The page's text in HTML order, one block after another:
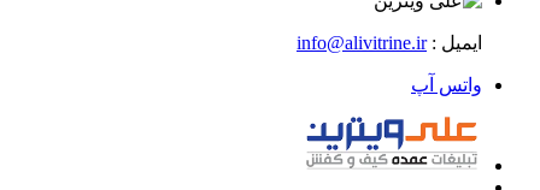
ایمیل :info@alivitrine.ir
واتس آپ